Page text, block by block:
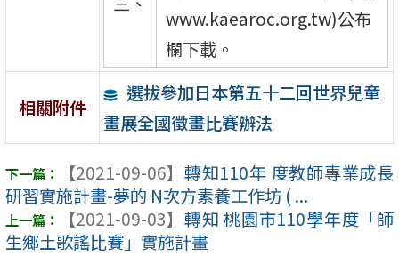
www.kaearoc.org.tw)公布
欄下載。
相關附件
選拔參加日本第五十二回世界兒童
畫展全國徵畫比賽辦法
【2021-09-06】 轉知110年 度教師專業成長
研習實施計畫-夢的 N次方素養工作坊 ( ...
【2021-09-03】 轉知 桃園市110學年度「師
生鄉土歌謠比賽」實施計畫